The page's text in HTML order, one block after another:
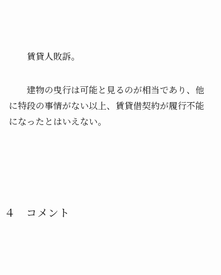
賃貸人敗訴。
建物の曳行は可能と見るのが相当であり、他
に特段の事情がない以上、賃貸借契約が履行不能
になったとはいえない。
４ コメント